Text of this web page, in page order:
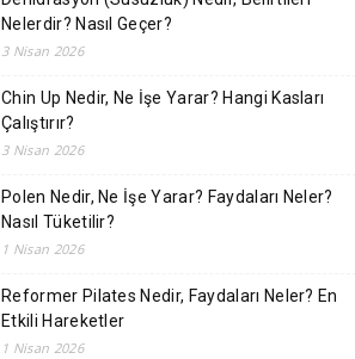
Nelerdir? Nasıl Geçer?
3 Nisan 2026
Chin Up Nedir, Ne İşe Yarar? Hangi Kasları
Çalıştırır?
3 Nisan 2026
Polen Nedir, Ne İşe Yarar? Faydaları Neler?
Nasıl Tüketilir?
1 Nisan 2026
Reformer Pilates Nedir, Faydaları Neler? En
Etkili Hareketler
1 Nisan 2026